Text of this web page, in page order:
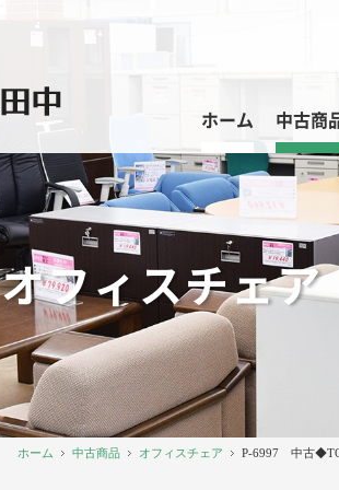
ホーム 中古商
オフィスチェア
ホーム 中古商品 オフィスチェア P-6997 中古